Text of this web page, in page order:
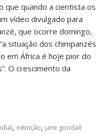
que quando a cientista os
vídeo divulgado para
que ocorre domingo,
situação dos chimpanzés
em África é hoje pior do
O crescimento da
, extinção, jane goodall